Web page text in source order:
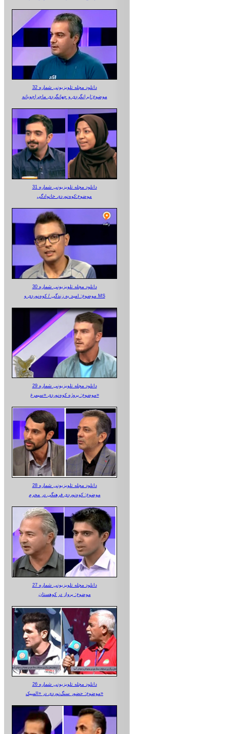
دانلود مجله تلویزیونی شماره 32
موضوع:ایرانگردی و جهانگردی ماجراجویانه
دانلود مجله تلویزیونی شماره 31
موضوع:کوه‌نوردی خانوادگی
دانلود مجله تلویزیونی شماره 30
موضوع: امید به زندگی / کوه‌نوردی و MS
دانلود مجله تلویزیونی شماره 29
موضوع: پروژه کوه‌نوردی «سیمرغ»
دانلود مجله تلویزیونی شماره 28
موضوع: کوه‌نوردی فرهنگی در محرم
دانلود مجله تلویزیونی شماره 27
موضوع: پرواز در کوهستان
دانلود مجله تلویزیونی شماره 26
موضوع: حضور سنگ‌نوردی در «المپیک»